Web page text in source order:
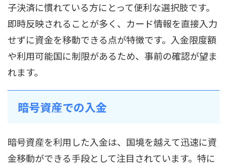
子決済に慣れている方にとって便利な選択肢です。
即時反映されることが多く、カード情報を直接入力
せずに資金を移動できる点が特徴です。入金限度額
や利用可能国に制限があるため、事前の確認が望ま
れます。
暗号資産での入金
暗号資産を利用した入金は、国境を越えて迅速に資
金移動ができる手段として注目されています。特に